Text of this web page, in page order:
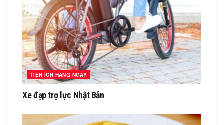
TIỆN ÍCH HÀNG NGÀY
Xe đạp trợ lực Nhật Bản